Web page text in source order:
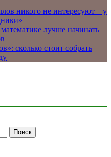
никого не интересуют – у
лучше начинать
сколько стоит собрать